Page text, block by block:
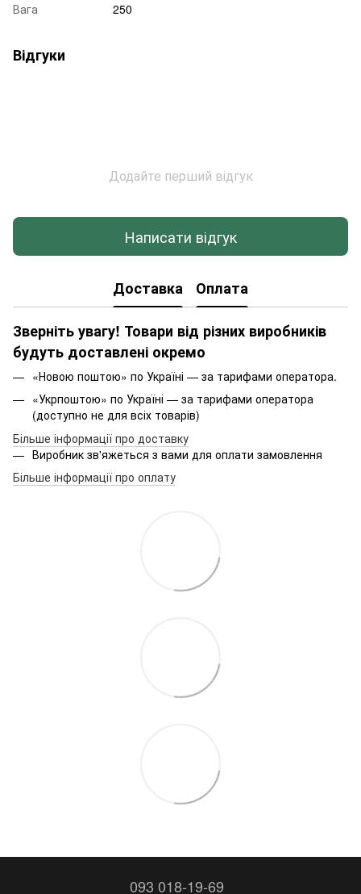
Вага
250
Відгуки
Додайте перший відгук
Написати відгук
Доставка Оплата
Зверніть увагу! Товари від різних виробників
будуть доставлені окремо
«Новою поштою» по Україні — за тарифами оператора.
«Укрпоштою» по Україні — за тарифами оператора
(доступно не для всіх товарів)
Більше інформації про доставку
Виробник зв'яжеться з вами для оплати замовлення
Більше інформації про оплату
093 018-19-69